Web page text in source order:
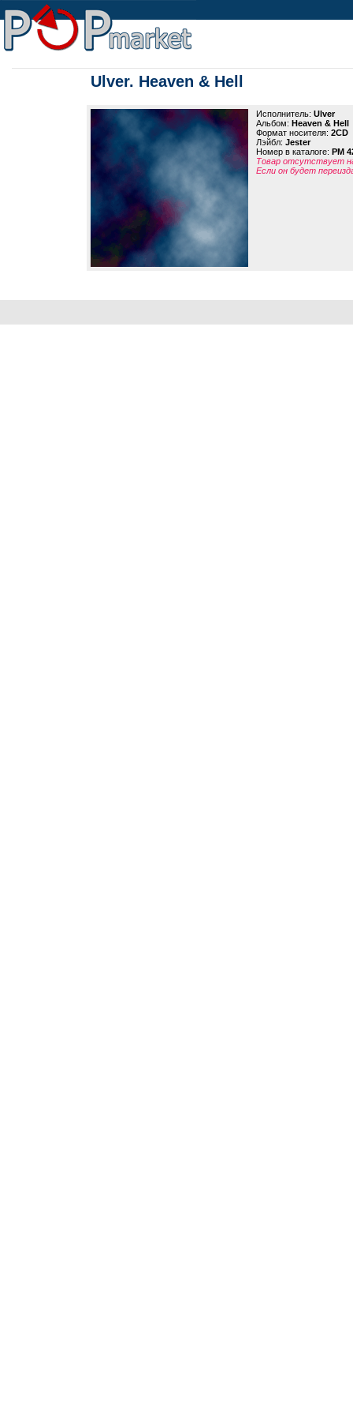
Ulver. Heaven & Hell
Исполнитель: Ulver
Альбом: Heaven & Hell
Формат носителя: 2CD
Лэйбл: Jester
Номер в каталоге: PM
Товар отсутствует
Если он будет